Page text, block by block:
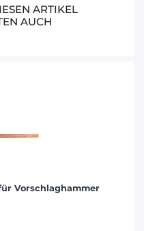
ARTIKEL
AUCH
Vorschlaghammer